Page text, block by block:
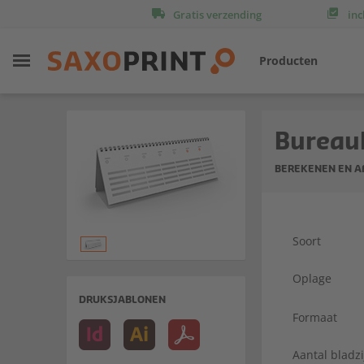
Gratis verzending
Producten
DRUKSJABLONEN
BEREKENEN EN
Soort
Oplage
Formaat
Aantal